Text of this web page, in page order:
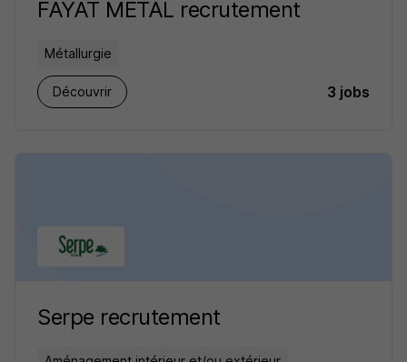
FAYAT METAL recrutement
Métallurgie
Découvrir 3 jobs
Serpe recrutement